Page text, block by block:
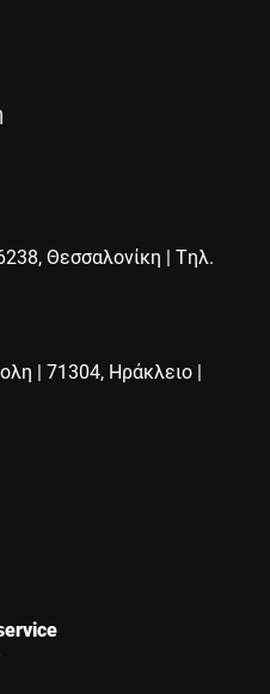
Θεσσαλονίκη | Τηλ.
| 71304, Ηράκλειο |